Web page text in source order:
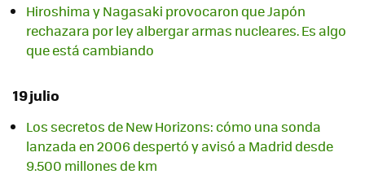
Hiroshima y Nagasaki provocaron que Japón
rechazara por ley albergar armas nucleares. Es algo
que está cambiando
19 julio
Los secretos de New Horizons: cómo una sonda
lanzada en 2006 despertó y avisó a Madrid desde
9.500 millones de km